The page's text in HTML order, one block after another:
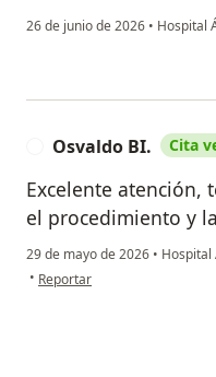
26 de junio de 2026 • Hospital
Osvaldo BI. Cita
Excelente atención,
el procedimiento y
29 de mayo de 2026 • Hospital
• en opinión del usuario
Reportar